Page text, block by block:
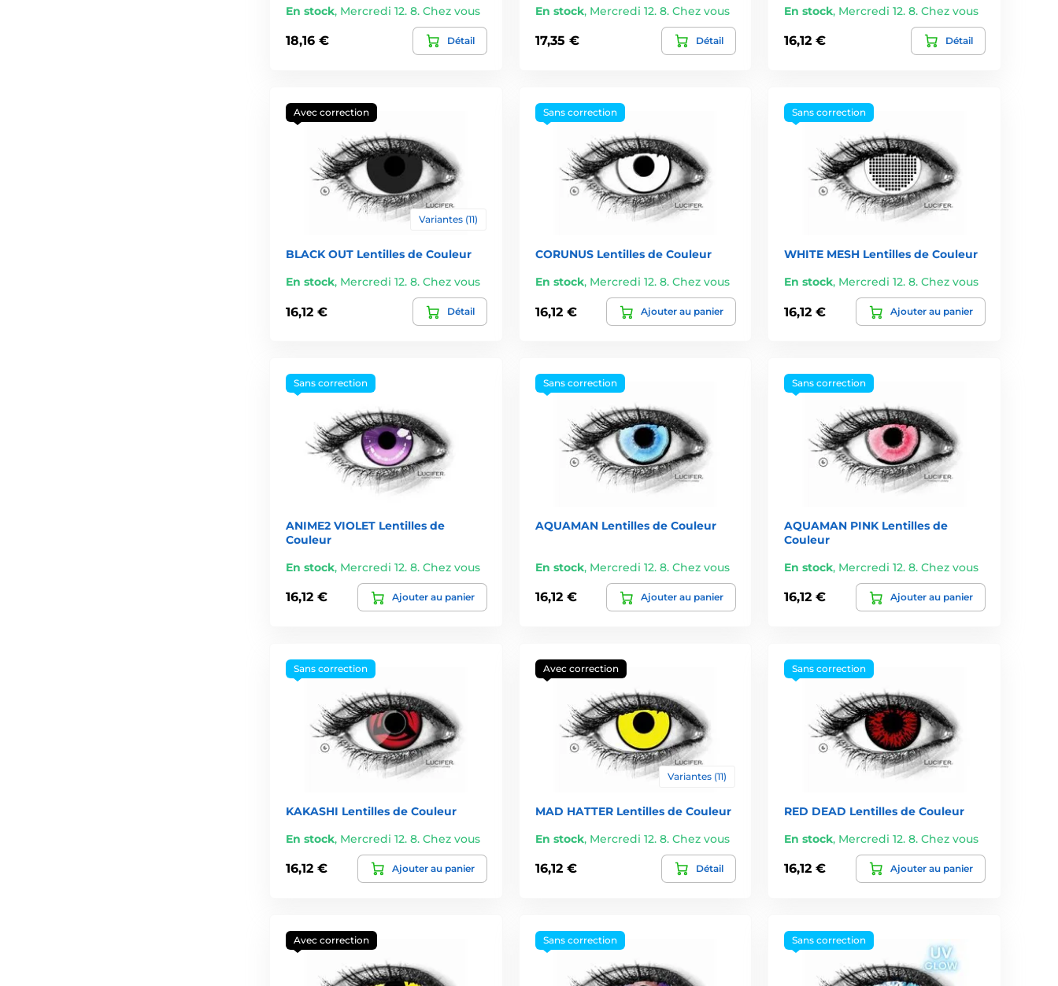
En stock, Mercredi 12. 8. Chez vous
18,16 € Détail
En stock, Mercredi 12. 8. Chez vous
17,35 € Détail
En stock, Mercredi 12. 8. Chez vous
16,12 € Détail
Avec correction
Variantes (11)
BLACK OUT Lentilles de Couleur
En stock, Mercredi 12. 8. Chez vous
16,12 € Détail
Sans correction
CORUNUS Lentilles de Couleur
En stock, Mercredi 12. 8. Chez vous
16,12 € Ajouter au panier
Sans correction
WHITE MESH Lentilles de Couleur
En stock, Mercredi 12. 8. Chez vous
16,12 € Ajouter au panier
Sans correction
ANIME2 VIOLET Lentilles de
Couleur
En stock, Mercredi 12. 8. Chez vous
16,12 € Ajouter au panier
Sans correction
AQUAMAN Lentilles de Couleur
En stock, Mercredi 12. 8. Chez vous
16,12 € Ajouter au panier
Sans correction
AQUAMAN PINK Lentilles de
Couleur
En stock, Mercredi 12. 8. Chez vous
16,12 € Ajouter au panier
Sans correction
KAKASHI Lentilles de Couleur
En stock, Mercredi 12. 8. Chez vous
16,12 € Ajouter au panier
Avec correction
Variantes (11)
MAD HATTER Lentilles de Couleur
En stock, Mercredi 12. 8. Chez vous
16,12 € Détail
Sans correction
RED DEAD Lentilles de Couleur
En stock, Mercredi 12. 8. Chez vous
16,12 € Ajouter au panier
Avec correction Sans correction Sans correction